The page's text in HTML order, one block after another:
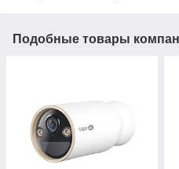
Подобные товары